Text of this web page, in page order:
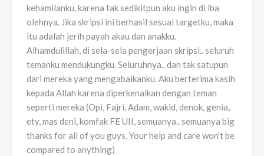
kehamilanku, karena tak sedikitpun aku ingin di iba
olehnya. Jika skripsi ini berhasil sesuai targetku, maka
itu adalah jerih payah akau dan anakku.
Alhamdulillah, di sela-sela pengerjaan skripsi.. seluruh
temanku mendukungku. Seluruhnya.. dan tak satupun
dari mereka yang mengabaikanku. Aku berterima kasih
kepada Allah karena diperkenalkan dengan teman
seperti mereka (Opi, Fajri, Adam, wakid, denok, genia,
ety, mas deni, komfak FE UII, semuanya.. semuanya big
thanks for all of you guys, Your help and care won't be
compared to anything)